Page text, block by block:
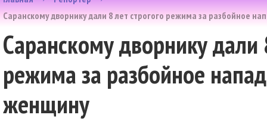
Саранскому дворнику дали 8 лет строгого режима за разбойное
Саранскому дворнику дали
режима за разбойное
женщину